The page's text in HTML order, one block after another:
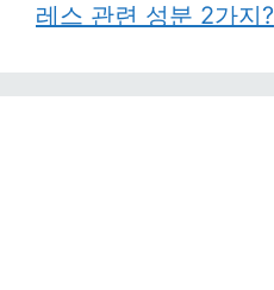
레스 관련 성분 2가지?